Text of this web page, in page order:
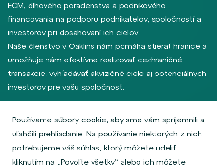
ECM, dlhového poradenstva a podnikového
financovania na podporu podnikateľov, spoločností a
investorov pri dosahovaní ich cieľov.
Naše členstvo v Oaklins nám pomáha stierať hranice a
umožňuje nám efektívne realizovať cezhraničné
transakcie, vyhľadávať akvizičné ciele aj potenciálnych
investorov pre vašu spoločnosť.
Zásady ochrany osobných údajov
Používanie súborov cookie
Informácie o emitentoch
Zamestnanecký akciový program
Používame súbory cookie, aby sme vám spríjemnili a
uľahčili prehliadanie. Na používanie niektorých z nich
potrebujeme váš súhlas, ktorý môžete udeliť
kliknutím na „Povoľte všetky“ alebo ich môžete